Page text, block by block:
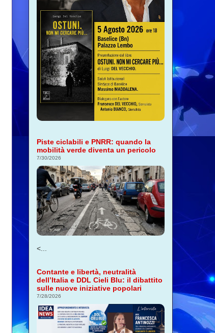
Piste ciclabili e PNRR: quando la
mobilità verde diventa un pericolo
7/30/2026
<...
Contante e libertà, neutralità
dell’Italia e DDL Cieli Blu: il dibattito
sulle nuove iniziative popolari
7/28/2026